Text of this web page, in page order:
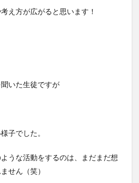
え方が広がると思います！
いた生徒ですが
子でした。
うな活動をするのは、まだまだ想
せん（笑）